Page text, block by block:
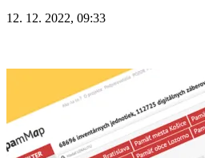
12. 12. 2022, 09:33